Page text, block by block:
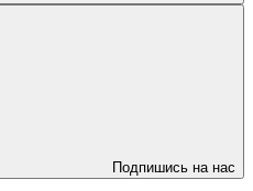
Подпишись на нас